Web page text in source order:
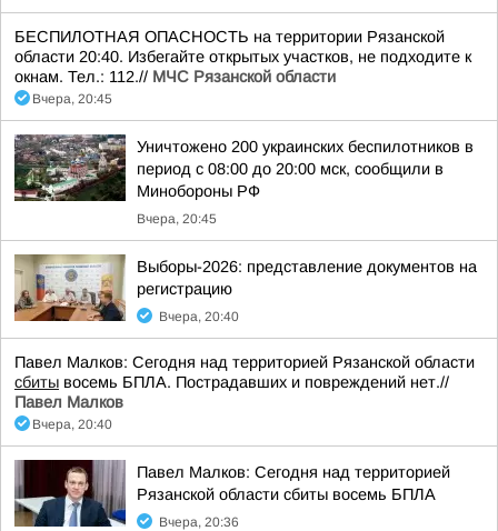
БЕСПИЛОТНАЯ ОПАСНОСТЬ на территории Рязанской
области 20:40. Избегайте открытых участков, не подходите к
окнам. Тел.: 112.// МЧС Рязанской области
Вчера, 20:45
Уничтожено 200 украинских беспилотников в
период с 08:00 до 20:00 мск, сообщили в
Минобороны РФ
Вчера, 20:45
Выборы-2026: представление документов на
регистрацию
Вчера, 20:40
Павел Малков: Сегодня над территорией Рязанской области
сбиты восемь БПЛА. Пострадавших и повреждений нет.//
Павел Малков
Вчера, 20:40
Павел Малков: Сегодня над территорией
Рязанской области сбиты восемь БПЛА
Вчера, 20:36